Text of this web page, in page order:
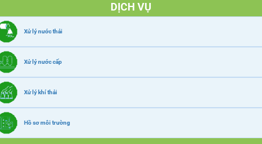
DỊCH VỤ
Xử lý nước thải
Xử lý nước cấp
Xử lý khí thải
Hồ sơ môi trường